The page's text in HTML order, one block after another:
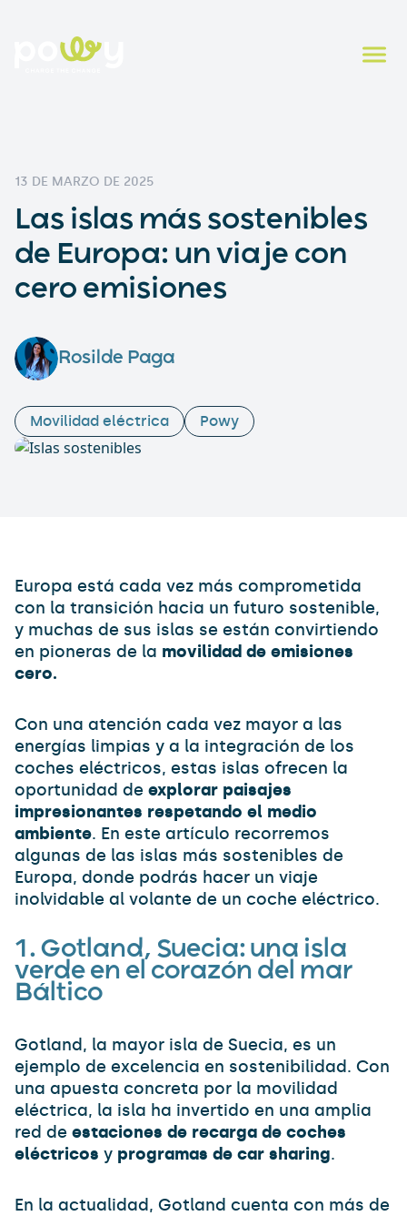
13 DE MARZO DE 2025
Las islas más sostenibles
de Europa: un viaje con
cero emisiones
Rosilde Paga
Movilidad eléctrica Powy
Europa está cada vez más comprometida
con la transición hacia un futuro sostenible,
y muchas de sus islas se están convirtiendo
en pioneras de la movilidad de emisiones
cero.
Con una atención cada vez mayor a las
energías limpias y a la integración de los
coches eléctricos, estas islas ofrecen la
oportunidad de explorar paisajes
impresionantes respetando el medio
ambiente. En este artículo recorremos
algunas de las islas más sostenibles de
Europa, donde podrás hacer un viaje
inolvidable al volante de un coche eléctrico.
1. Gotland, Suecia: una isla
verde en el corazón del mar
Báltico
Gotland, la mayor isla de Suecia, es un
ejemplo de excelencia en sostenibilidad. Con
una apuesta concreta por la movilidad
eléctrica, la isla ha invertido en una amplia
red de estaciones de recarga de coches
eléctricos y programas de car sharing.
En la actualidad, Gotland cuenta con más de